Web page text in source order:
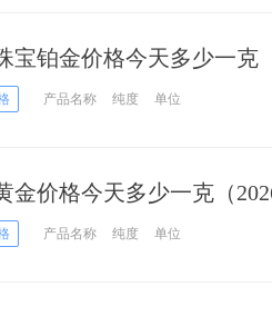
宝铂金价格今天多少一克
产品名称 纯度 单位
金价格今天多少一克（
产品名称 纯度 单位